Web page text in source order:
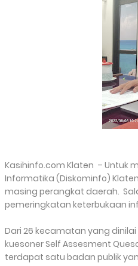
Kasihinfo.com Klaten – Untuk
Informatika (Diskominfo)
masing perangkat daerah.
pemeringkatan keterbukaan
Dari 26 kecamatan yang
kuesoner Self Assesment
terdapat satu badan publik